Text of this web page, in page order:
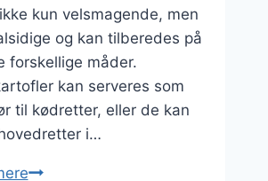
kun velsmagende, men
og kan tilberedes på
forskellige måder.
kan serveres som
til kødretter, eller de kan
i…
Bagekartofler